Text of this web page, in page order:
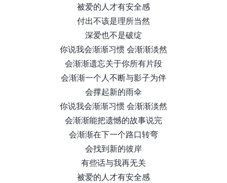
被爱的人才有安全感
付出不该是理所当然
深爱也不是破绽
你说我会渐渐习惯 会渐渐淡然
会渐渐遗忘关于你所有片段
会渐渐一个人不断与影子为伴
会撑起新的雨伞
你说我会渐渐习惯 会渐渐淡然
会渐渐能把遗憾的故事说完
会渐渐在下一个路口转弯
会找到新的彼岸
有些话与我再无关
被爱的人才有安全感